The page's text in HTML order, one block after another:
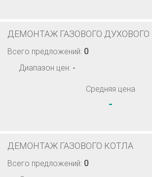
ДЕМОНТАЖ ГАЗОВОГО
Всего предложений: 0
Диапазон цен: -
Средняя цена
-
ДЕМОНТАЖ ГАЗОВОГО КОТЛА
Всего предложений: 0